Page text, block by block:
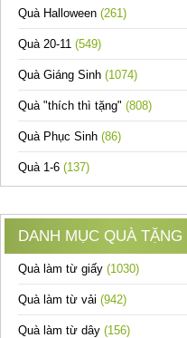
Quà Halloween (261)
Quà 20-11 (549)
Quà Giáng Sinh (1074)
Quà "thích thì tặng" (808)
Quà Phục Sinh (86)
Quà 1-6 (137)
DANH MỤC QUÀ TẶNG
Quà làm từ giấy (1030)
Quà làm từ vải (942)
Quà làm từ dây (156)